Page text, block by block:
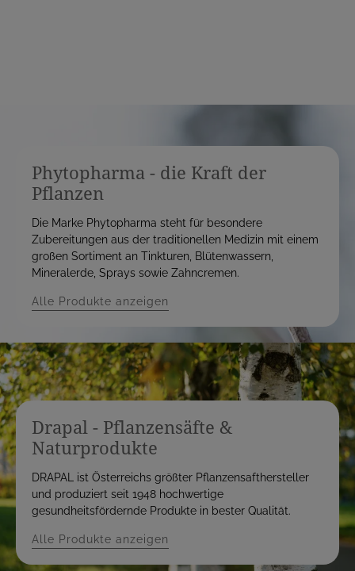
Phytopharma - die Kraft der
Pflanzen
Die Marke Phytopharma steht für besondere
Zubereitungen aus der traditionellen Medizin mit einem
großen Sortiment an Tinkturen, Blütenwassern,
Mineralerde, Sprays sowie Zahncremen.
Alle Produkte anzeigen
Drapal - Pflanzensäfte &
Naturprodukte
DRAPAL ist Österreichs größter Pflanzensafthersteller
und produziert seit 1948 hochwertige
gesundheitsfördernde Produkte in bester Qualität.
Alle Produkte anzeigen